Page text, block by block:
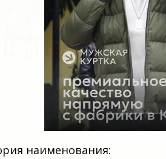
наименования: